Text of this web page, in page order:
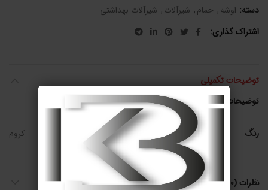
دسته: اوشه, حمام, شیرآلات, شیرآلات بهداشتی
اشتراک گذاری
توضیحات تکمیلی
توضیحات تکمیلی
رنگ کروم
نظرات (0)